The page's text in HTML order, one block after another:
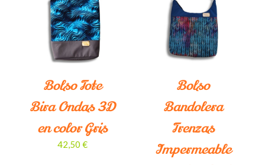
Bolso Tote
Bira Ondas 3D
en color Gris
42,50 €
¡LO QUIERO!
DETALLES
Bolso
Bandolera
Trenzas
Impermeable